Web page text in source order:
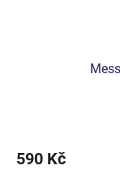
590 Kč